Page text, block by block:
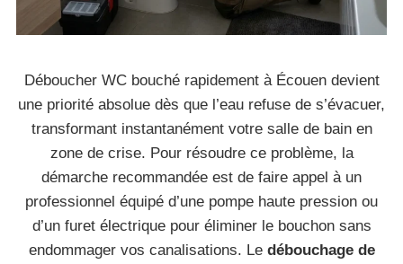
Déboucher WC bouché rapidement à Écouen devient
une priorité absolue dès que l’eau refuse de s’évacuer,
transformant instantanément votre salle de bain en
zone de crise. Pour résoudre ce problème, la
démarche recommandée est de faire appel à un
professionnel équipé d’une pompe haute pression ou
d’un furet électrique pour éliminer le bouchon sans
endommager vos canalisations. Le débouchage de